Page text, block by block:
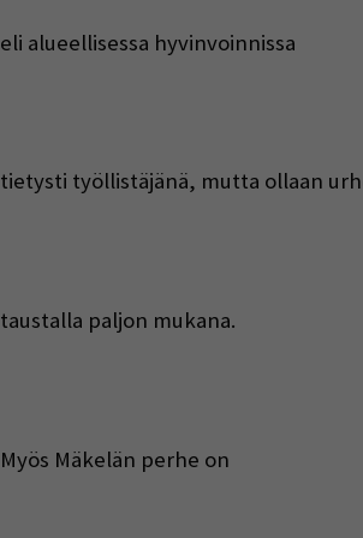
eli alueellisessa hyvinvoinnissa
tietysti työllistäjänä, mutta ollaan
taustalla paljon mukana.
Myös Mäkelän perhe on